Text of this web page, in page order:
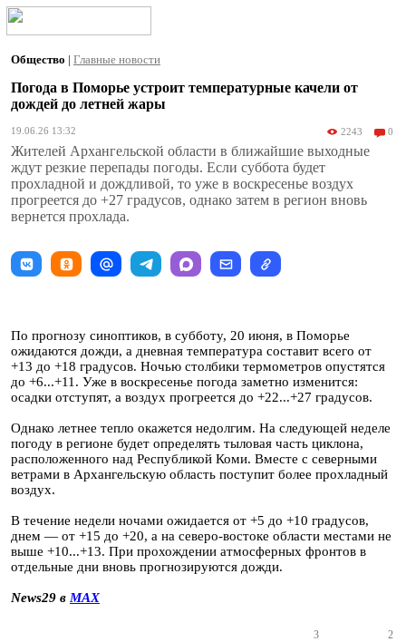
Общество | Главные новости
Погода в Поморье устроит температурные качели от
дождей до летней жары
19.06.26 13:32 2243 0
Жителей Архангельской области в ближайшие выходные
ждут резкие перепады погоды. Если суббота будет
прохладной и дождливой, то уже в воскресенье воздух
прогреется до +27 градусов, однако затем в регион вновь
вернется прохлада.
По прогнозу синоптиков, в субботу, 20 июня, в Поморье
ожидаются дожди, а дневная температура составит всего от
+13 до +18 градусов. Ночью столбики термометров опустятся
до +6...+11. Уже в воскресенье погода заметно изменится:
осадки отступят, а воздух прогреется до +22...+27 градусов.
Однако летнее тепло окажется недолгим. На следующей неделе
погоду в регионе будет определять тыловая часть циклона,
расположенного над Республикой Коми. Вместе с северными
ветрами в Архангельскую область поступит более прохладный
воздух.
В течение недели ночами ожидается от +5 до +10 градусов,
днем — от +15 до +20, а на северо-востоке области местами не
выше +10...+13. При прохождении атмосферных фронтов в
отдельные дни вновь прогнозируются дожди.
News29 в MAX
3 2